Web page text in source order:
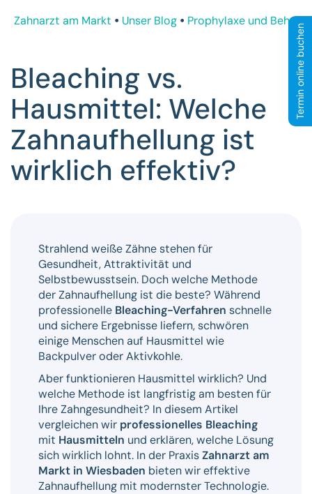
Zahnarzt am Markt Unser Blog Prophylaxe und
Bleaching vs.
Hausmittel: Welche
Zahnaufhellung ist
wirklich effektiv?
Strahlend weiße Zähne stehen für
Gesundheit, Attraktivität und
Selbstbewusstsein. Doch welche Methode
der Zahnaufhellung ist die beste? Während
professionelle Bleaching-Verfahren schnelle
und sichere Ergebnisse liefern, schwören
einige Menschen auf Hausmittel wie
Backpulver oder Aktivkohle.
Aber funktionieren Hausmittel wirklich? Und
welche Methode ist langfristig am besten für
Ihre Zahngesundheit? In diesem Artikel
vergleichen wir professionelles Bleaching
mit Hausmitteln und erklären, welche Lösung
sich wirklich lohnt. In der PraxisZahnarzt am
Markt in Wiesbaden bieten wir effektive
Zahnaufhellung mit modernster Technologie.
Termin online buchen